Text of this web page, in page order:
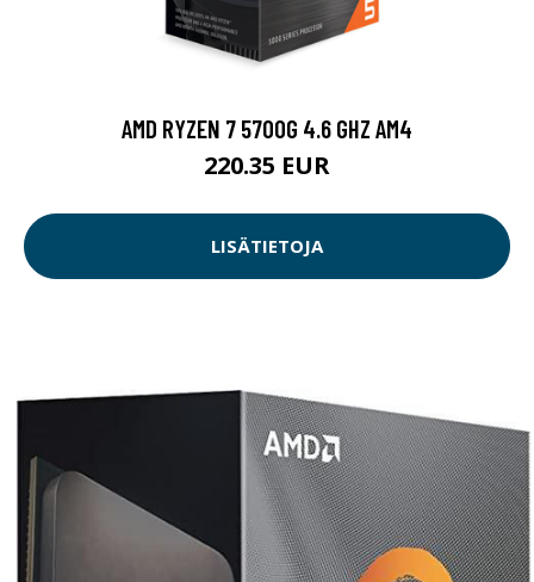
AMD RYZEN 7 5700G 4.6 GHZ AM4
220.35 EUR
LISÄTIETOJA